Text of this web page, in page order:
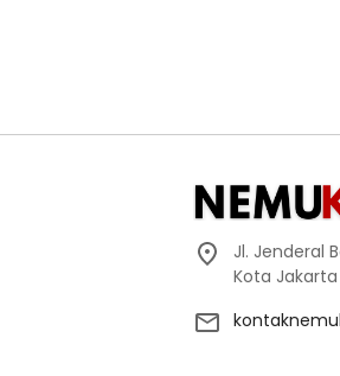
Jl. Jenderal
Kota Jakarta